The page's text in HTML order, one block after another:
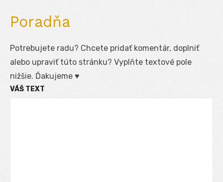
Poradňa
Potrebujete radu? Chcete pridať komentár, doplniť
alebo upraviť túto stránku? Vyplňte textové pole
nižšie. Ďakujeme ♥
VÁŠ TEXT